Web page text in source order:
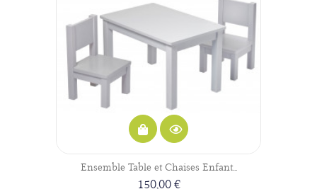
Ensemble Table et Chaises Enfant...
150,00 €